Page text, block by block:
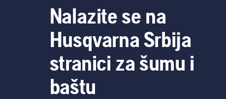
Nalazite se na
Husqvarna Srbija
stranici za šumu i
baštu